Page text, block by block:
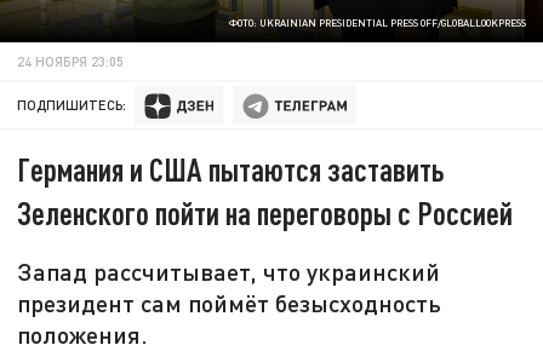
ФОТО: UKRAINIAN PRESIDENTIAL PRESS OFF/GLOBALLOOKPRESS
24 НОЯБРЯ 23:05
ПОДПИШИТЕСЬ:
Германия и США пытаются заставить
Зеленского пойти на переговоры с Россией
Запад рассчитывает, что украинский
президент сам поймёт безысходность
положения.